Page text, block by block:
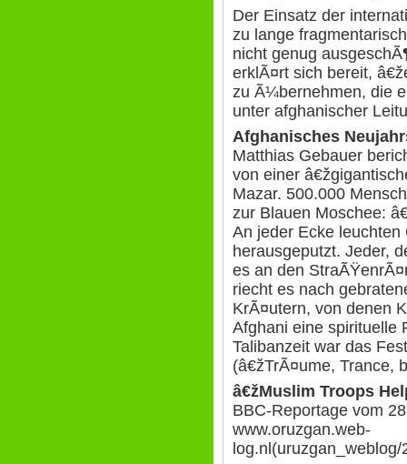
Der Einsatz der
zu lange
nicht genug
erklÃ¤rt sich bereit,
zu Ã¼bernehmen, die
unter afghanischer
Afghanisches
Matthias Gebauer
von einer
Mazar. 500.000
zur Blauen Moschee:
An jeder Ecke
herausgeputzt. Jeder,
es an den
riecht es nach
KrÃ¤utern, von denen
Afghani eine spirituelle
Talibanzeit war das
(â€žTrÃ¤ume, Trance,
â€žMuslim Troops
BBC-Reportage vom
www.oruzgan.web-